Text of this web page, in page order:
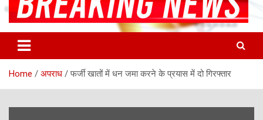
Home अपराध फर्जी खातों में धन जमा करने के प्रयास में दो गिरफ्तार